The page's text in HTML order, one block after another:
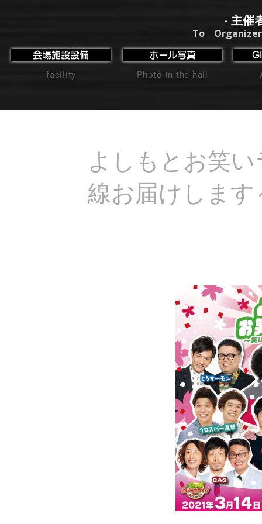
- 主催
To
会場施設設備
facility
ホール写真
Photo in the hall
よしもとお笑
線お届けします